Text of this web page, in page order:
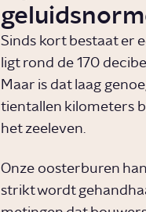
Sinds kort bestaat er
ligt rond de 170
Maar is dat laag
tientallen kilometers
het zeeleven.
Onze oosterburen
strikt wordt